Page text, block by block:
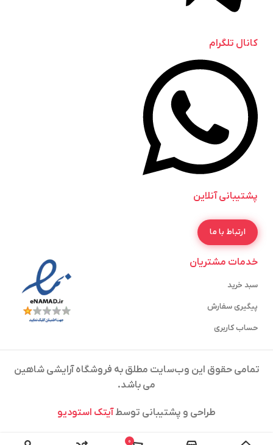
کانال تلگرام
پشتیبانی آنلاین
ارتباط با ما
خدمات مشتریان
سبد خرید
پیگیری سفارش
حساب کاربری
تمامی حقوق این وب‌سایت مطلق به فروشگاه آرایشی شاهین
می باشد.
طراحی و پشتیبانی توسطآیتک استودیو
0